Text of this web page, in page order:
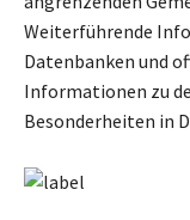
Weiterführende
Datenbanken und
Informationen zu
Besonderheiten in